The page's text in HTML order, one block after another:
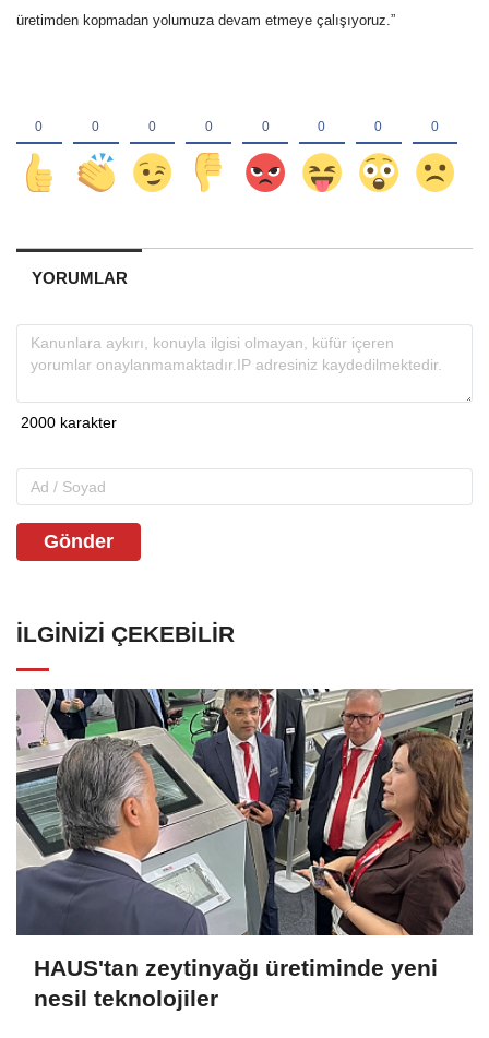
üretimden kopmadan yolumuza devam etmeye çalışıyoruz.”
YORUMLAR
Gönder
İLGINIZI ÇEKEBILIR
HAUS'tan zeytinyağı üretiminde yeni
nesil teknolojiler